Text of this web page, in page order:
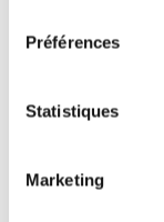
Préférences
Statistiques
Marketing